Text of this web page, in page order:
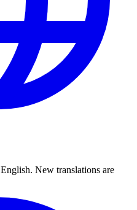
New translations are